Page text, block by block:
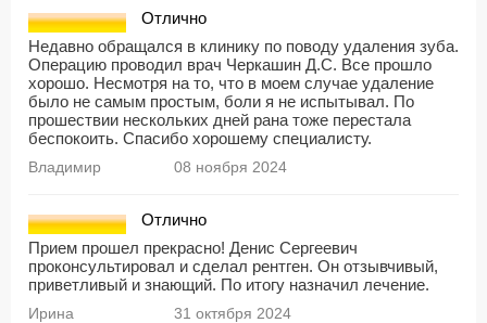
Отлично
Недавно обращался в клинику по поводу удаления зуба.
Операцию проводил врач Черкашин Д.С. Все прошло
хорошо. Несмотря на то, что в моем случае удаление
было не самым простым, боли я не испытывал. По
прошествии нескольких дней рана тоже перестала
беспокоить. Спасибо хорошему специалисту.
Владимир 08 ноября 2024
Отлично
Прием прошел прекрасно! Денис Сергеевич
проконсультировал и сделал рентген. Он отзывчивый,
приветливый и знающий. По итогу назначил лечение.
Ирина 31 октября 2024